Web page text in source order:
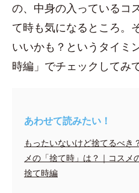
の、中身の入っているコ
て時も気になるところ。
いいかも？というタイミ
時編」でチェックしてみ
あわせて読みたい！
もったいないけど捨てるべき
メの「捨て時」は？｜コスメ
捨て時編